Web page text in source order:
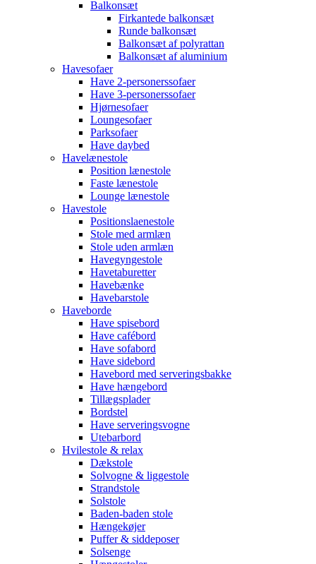
Balkonsæt
Firkantede balkonsæt
Runde balkonsæt
Balkonsæt af polyrattan
Balkonsæt af aluminium
Havesofaer
Have 2-personerssofaer
Have 3-personerssofaer
Hjørnesofaer
Loungesofaer
Parksofaer
Have daybed
Havelænestole
Position lænestole
Faste lænestole
Lounge lænestole
Havestole
Positionslaenestole
Stole med armlæn
Stole uden armlæn
Havegyngestole
Havetaburetter
Havebænke
Havebarstole
Haveborde
Have spisebord
Have cafébord
Have sofabord
Have sidebord
Havebord med serveringsbakke
Have hængebord
Tillægsplader
Bordstel
Have serveringsvogne
Utebarbord
Hvilestole & relax
Dækstole
Solvogne & liggestole
Strandstole
Solstole
Baden-baden stole
Hængekøjer
Puffer & siddeposer
Solsenge